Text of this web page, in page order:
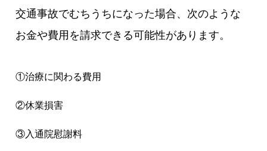
交通事故でむちうちになった場合、次のような
お金や費用を請求できる可能性があります。
①治療に関わる費用
②休業損害
③入通院慰謝料